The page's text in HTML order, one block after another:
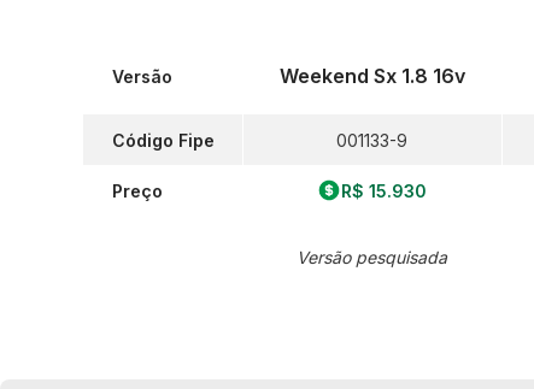
Versão
Código Fipe
Preço
Weekend Sx 1.8 16v
001133-9
R$ 15.930
Versão pesquisada